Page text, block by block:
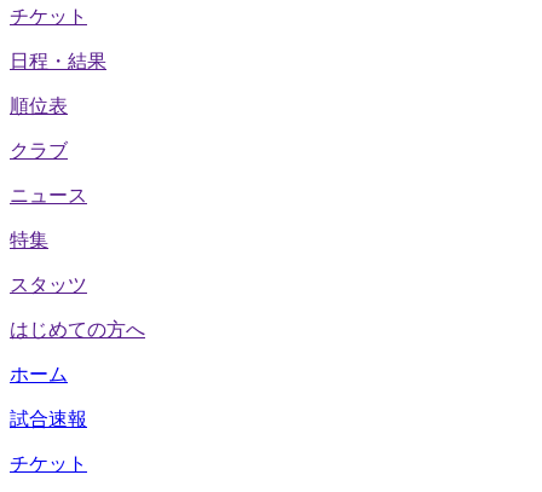
チケット
日程・結果
順位表
クラブ
ニュース
特集
スタッツ
はじめての方へ
ホーム
試合速報
チケット